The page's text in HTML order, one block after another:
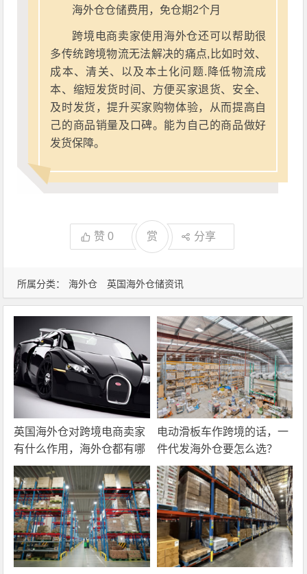
所属分类： 海外仓 英国海外仓储资讯
海外仓仓储费用，免仓期2个月
跨境电商卖家使用海外仓还可以帮助很
多传统跨境物流无法解决的痛点,比如时效、
成本、清关、以及本土化问题.降低物流成
本、缩短发货时间、方便买家退货、安全、
及时发货，提升买家购物体验，从而提高自
己的商品销量及口碑。能为自己的商品做好
发货保障。
赞0 赏 分享
英国海外仓对跨境电商卖家
有什么作用，海外仓都有哪
些核心服务？
电动滑板车作跨境的话，一
件代发海外仓要怎么选？